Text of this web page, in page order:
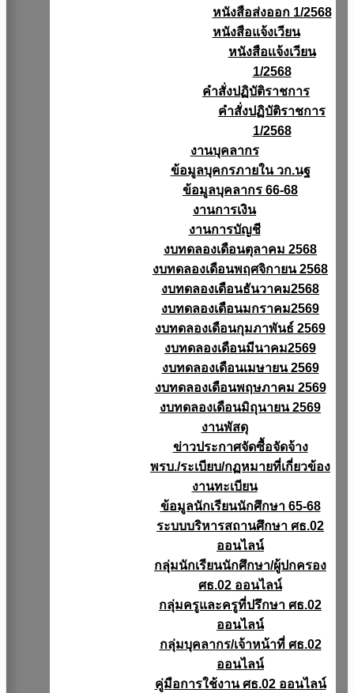
หนังสือส่งออก 1/2568
หนังสือแจ้งเวียน
หนังสือเเจ้งเวียน
1/2568
คำสั่งปฏิบัติราชการ
คำสั่งปฏิบัติราชการ
1/2568
งานบุคลากร
ข้อมูลบุคกรภายใน วก.นฐ
ข้อมูลบุคลากร 66-68
งานการเงิน
งานการบัญชี
งบทดลองเดือนตุลาคม 2568
งบทดลองเดือนพฤศจิกายน 2568
งบทดลองเดือนธันวาคม2568
งบทดลองเดือนมกราคม2569
งบทดลองเดือนกุมภาพันธ์ 2569
งบทดลองเดือนมีนาคม2569
งบทดลองเดือนเมษายน 2569
งบทดลองเดือนพฤษภาคม 2569
งบทดลองเดือนมิถุนายน 2569
งานพัสดุ
ข่าวประกาศจัดซื้อจัดจ้าง
พรบ./ระเบียบ/กฏหมายที่เกี่ยวข้อง
งานทะเบียน
ข้อมูลนักเรียนนักศึกษา 65-68
ระบบบริหารสถานศึกษา ศธ.02
ออนไลน์
กลุ่มนักเรียนนักศึกษา/ผู้ปกครอง
ศธ.02 ออนไลน์
กลุ่มครูและครูที่ปรึกษา ศธ.02
ออนไลน์
กลุ่มบุคลากร/เจ้าหน้าที่ ศธ.02
ออนไลน์
คู่มือการใช้งาน ศธ.02 ออนไลน์